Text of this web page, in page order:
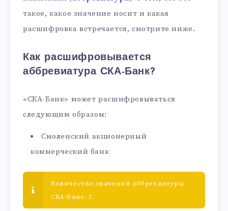
такое, какое значение носит и какая
расшифровка встречается, смотрите ниже.
Как расшифровывается
аббревиатура СКА-Банк?
«СКА-Банк» может расшифровываться
следующим образом:
Смоленский акционерный
коммерческий банк
Количество значений аббревиатуры
СКА-Банк: 1.